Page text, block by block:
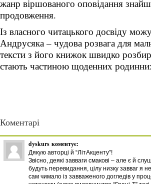
жанр віршованого оповідання
продовження.
Із власного читацького досвіду
Андрусяка – чудова розвага для
тексти з його книжок швидко
стають частиною щоденних
Коментарі
dyskurs коментує:
Дякую авторці й “ЛітАкценту”!
Звісно, деякі завваги смакові – але є й
будуть перевидання, цілу низку завваг я
сам чимало із завваженого догледів у